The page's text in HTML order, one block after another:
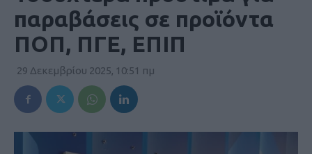
παραβάσεις σε προϊόντα
ΠΟΠ, ΠΓΕ, ΕΠΙΠ
29 Δεκεμβρίου 2025, 10:51 πμ